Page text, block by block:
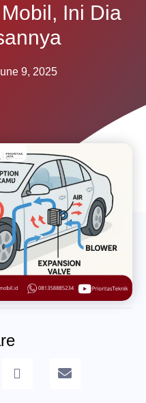
Ini Dia
9, 2025